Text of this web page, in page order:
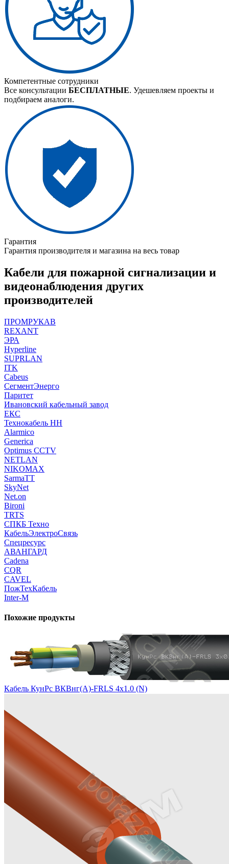
Компетентные сотрудники
Все консультации БЕСПЛАТНЫЕ. Удешевляем проекты и
подбираем аналоги.
Гарантия
Гарантия производителя и магазина на весь товар
Кабели для пожарной сигнализации и
видеонаблюдения других
производителей
ПРОМРУКАВ
REXANT
ЭРА
Hyperline
SUPRLAN
ITK
Cabeus
СегментЭнерго
Паритет
Ивановский кабельный завод
ЕКС
Технокабель НН
Alarmico
Generica
Optimus CCTV
NETLAN
NIKOMAX
SarmaTT
SkyNet
Net.on
Bironi
TRTS
СПКБ Техно
КабельЭлектроСвязь
Спецресурс
АВАНГАРД
Cadena
CQR
CAVEL
ПожТехКабель
Inter-M
Похожие продукты
Кабель КунРс ВКВнг(А)-FRLS 4х1.0 (N)